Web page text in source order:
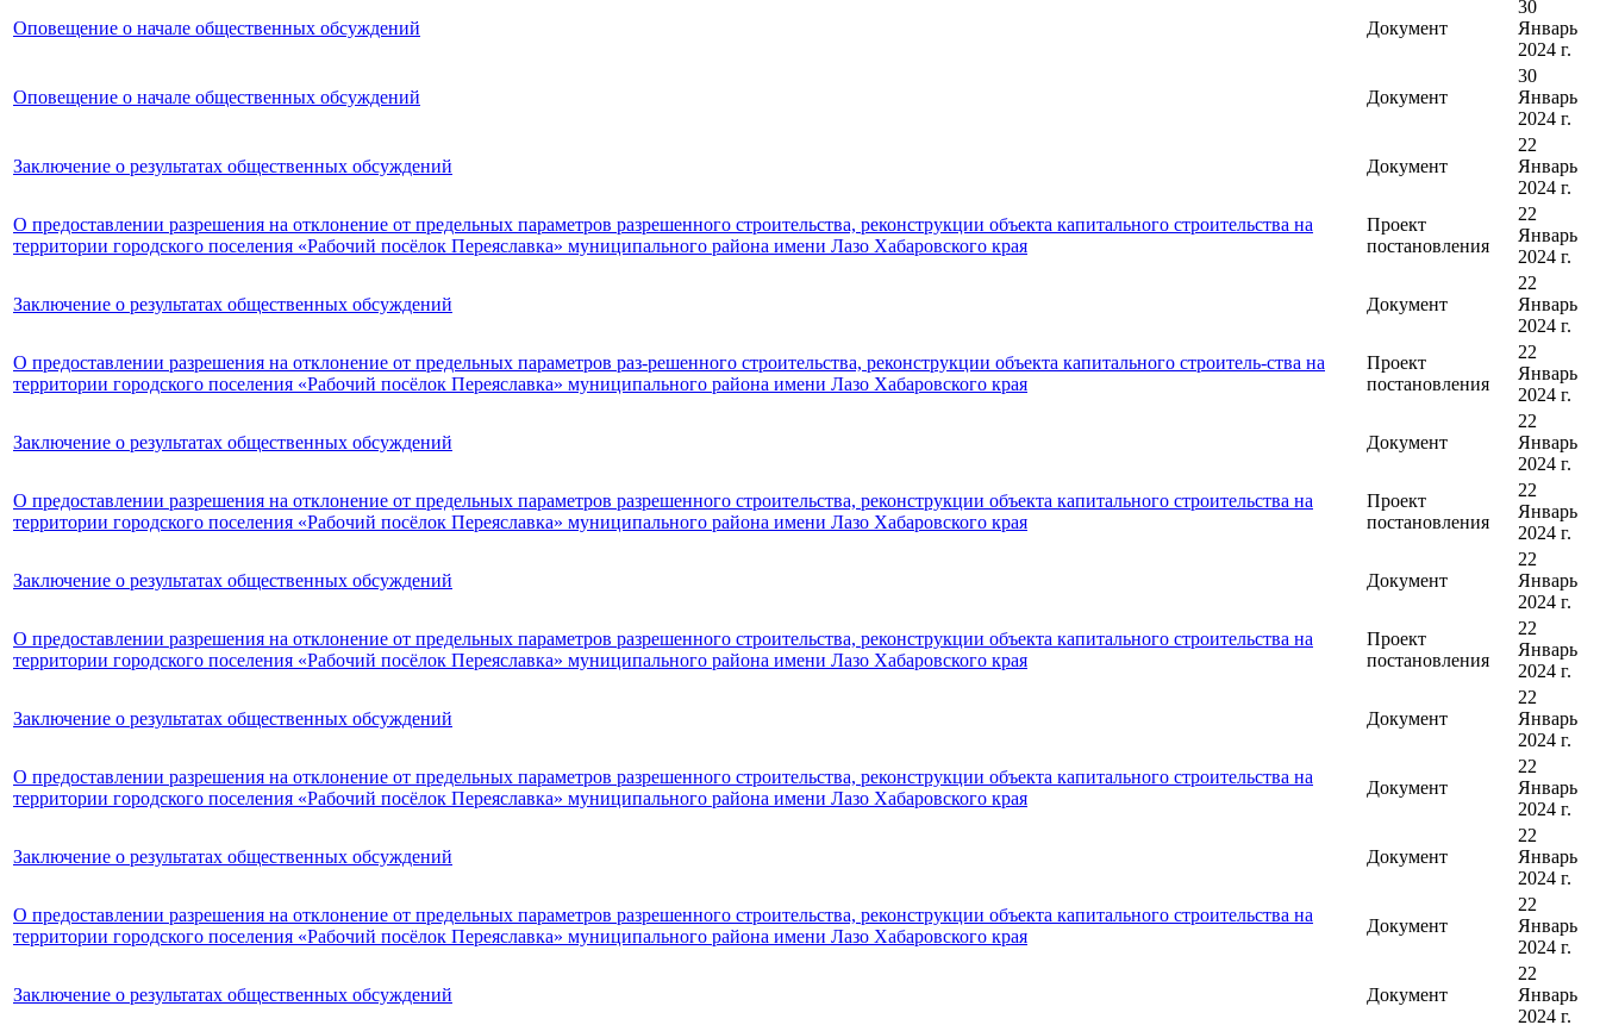
Оповещение о начале общественных обсуждений Документ
30
Январь
2024 г.
Оповещение о начале общественных обсуждений Документ
30
Январь
2024 г.
Заключение о результатах общественных обсуждений Документ
22
Январь
2024 г.
О предоставлении разрешения на отклонение от предельных параметров разрешенного строительства, реконструкции объекта капитального строительства на
территории городского поселения «Рабочий посёлок Переяславка» муниципального района имени Лазо Хабаровского края
Проект
постановления
22
Январь
2024 г.
Заключение о результатах общественных обсуждений Документ
22
Январь
2024 г.
О предоставлении разрешения на отклонение от предельных параметров раз-решенного строительства, реконструкции объекта капитального строитель-ства на
территории городского поселения «Рабочий посёлок Переяславка» муниципального района имени Лазо Хабаровского края
Проект
постановления
22
Январь
2024 г.
Заключение о результатах общественных обсуждений Документ
22
Январь
2024 г.
О предоставлении разрешения на отклонение от предельных параметров разрешенного строительства, реконструкции объекта капитального строительства на
территории городского поселения «Рабочий посёлок Переяславка» муниципального района имени Лазо Хабаровского края
Проект
постановления
22
Январь
2024 г.
Заключение о результатах общественных обсуждений Документ
22
Январь
2024 г.
О предоставлении разрешения на отклонение от предельных параметров разрешенного строительства, реконструкции объекта капитального строительства на
территории городского поселения «Рабочий посёлок Переяславка» муниципального района имени Лазо Хабаровского края
Проект
постановления
22
Январь
2024 г.
Заключение о результатах общественных обсуждений Документ
22
Январь
2024 г.
О предоставлении разрешения на отклонение от предельных параметров разрешенного строительства, реконструкции объекта капитального строительства на
территории городского поселения «Рабочий посёлок Переяславка» муниципального района имени Лазо Хабаровского края
Документ
22
Январь
2024 г.
Заключение о результатах общественных обсуждений Документ
22
Январь
2024 г.
О предоставлении разрешения на отклонение от предельных параметров разрешенного строительства, реконструкции объекта капитального строительства на
территории городского поселения «Рабочий посёлок Переяславка» муниципального района имени Лазо Хабаровского края
Документ
22
Январь
2024 г.
Заключение о результатах общественных обсуждений Документ
22
Январь
2024 г.